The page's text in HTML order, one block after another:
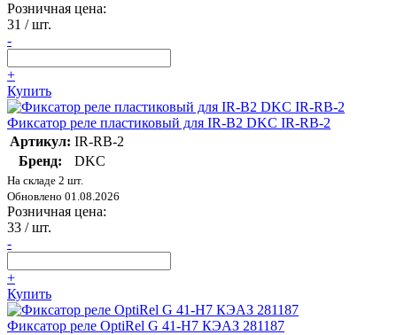
Розничная цена:
31 / шт.
-
+
Купить
Фиксатор реле пластиковый для IR-B2 DKC IR-RB-2
Артикул: IR-RB-2
Бренд:
DKC
На складе 2 шт.
Обновлено 01.08.2026
Розничная цена:
33 / шт.
-
+
Купить
Фиксатор реле OptiRel G 41-H7 КЭАЗ 281187